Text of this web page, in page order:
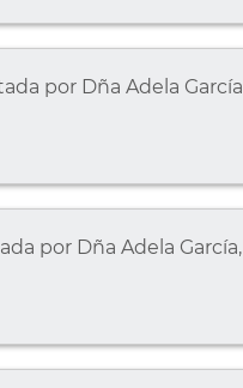
por Dña Adela García
por Dña Adela García,